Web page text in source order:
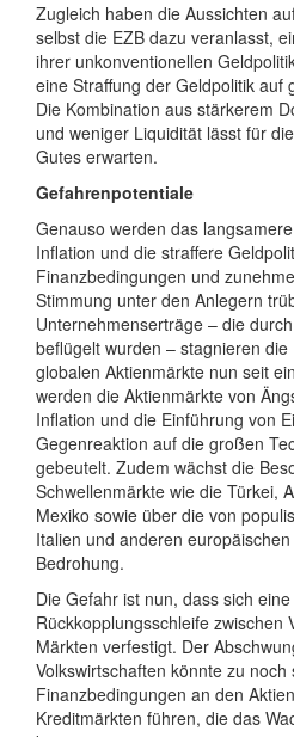
Zugleich haben die Aussichten
selbst die EZB dazu veranlasst,
ihrer unkonventionellen
eine Straffung der Geldpolitik auf
Die Kombination aus stärkerem
und weniger Liquidität lässt für
Gutes erwarten.
Gefahrenpotentiale
Genauso werden das
Inflation und die straffere
Finanzbedingungen und
Stimmung unter den Anlegern
Unternehmenserträge – die
beflügelt wurden – stagnieren
globalen Aktienmärkte nun seit
werden die Aktienmärkte von
Inflation und die Einführung von
Gegenreaktion auf die großen
gebeutelt. Zudem wächst die
Schwellenmärkte wie die Türkei,
Mexiko sowie über die von
Italien und anderen
Bedrohung.
Die Gefahr ist nun, dass sich
Rückkopplungsschleife zwischen
Märkten verfestigt. Der
Volkswirtschaften könnte zu noch
Finanzbedingungen an den
Kreditmärkten führen, die das